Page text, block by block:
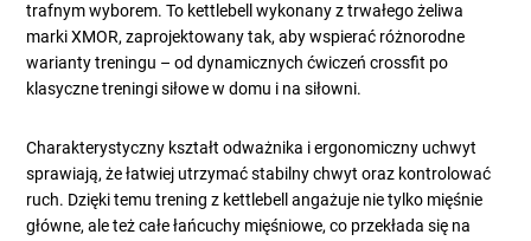
trafnym wyborem. To kettlebell wykonany z trwałego żeliwa
marki XMOR, zaprojektowany tak, aby wspierać różnorodne
warianty treningu – od dynamicznych ćwiczeń crossfit po
klasyczne treningi siłowe w domu i na siłowni.
Charakterystyczny kształt odważnika i ergonomiczny uchwyt
sprawiają, że łatwiej utrzymać stabilny chwyt oraz kontrolować
ruch. Dzięki temu trening z kettlebell angażuje nie tylko mięśnie
główne, ale też całe łańcuchy mięśniowe, co przekłada się na